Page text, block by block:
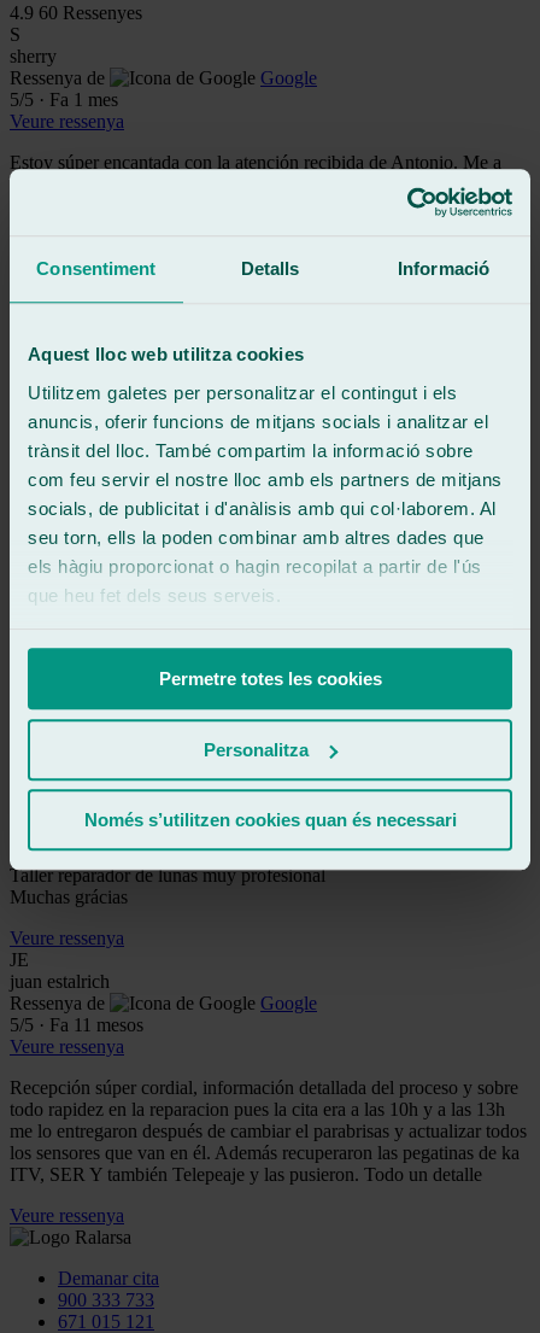
Consentiment Detalls Informació
Aquest lloc web utilitza cookies
Utilitzem galetes per personalitzar el contingut i els
anuncis, oferir funcions de mitjans socials i analitzar el
trànsit del lloc. També compartim la informació sobre
com feu servir el nostre lloc amb els partners de mitjans
socials, de publicitat i d'anàlisis amb qui col·laborem. Al
seu torn, ells la poden combinar amb altres dades que
els hàgiu proporcionat o hagin recopilat a partir de l'ús
que heu fet dels seus serveis.
Permetre totes les cookies
Personalitza
Només s’utilitzen cookies quan és necessari
4.9 60 Ressenyes
S
sherry
Ressenya de
Google
5/5 · Fa 1 mes
Veure ressenya
Estoy súper encantada con la atención recibida de Antonio. Me a
ayudado un montón ya que me tenían que haber reparado el cristal
el viernes día 19 de junio y no me quisieron atender... Pero llegó él
Veure ressenya
daniel l
Ressenya de
Google
/5· Fa 2 mesos
Veure ressenya
Cambiaron el parabrisas y la ventana del conductor en tiempo record
.el chico muy amable y atento .para mí mi taller de cristales para
Veure ressenya
daniel tejera
Ressenya de
Google
Veure ressenya
Muy buen servicio y muy rápido.
Veure ressenya
Ressenya de
Google
Fa 8 mesos
Taller reparador de lunas muy profesional
Muchas grácias
Veure ressenya
JE
juan estalrich
Ressenya de
Google
5/5 · Fa 11 mesos
Veure ressenya
Recepción súper cordial, información detallada del proceso y sobre
todo rapidez en la reparacion pues la cita era a las 10h y a las 13h
me lo entregaron después de cambiar el parabrisas y actualizar todos
los sensores que van en él. Además recuperaron las pegatinas de ka
ITV, SER Y también Telepeaje y las pusieron. Todo un detalle
Veure ressenya
Demanar cita
900 333 733
671 015 121